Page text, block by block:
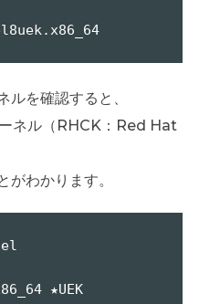
ルを確認すると、
ネル（RHCK：Red Hat
がわかります。
★UEK